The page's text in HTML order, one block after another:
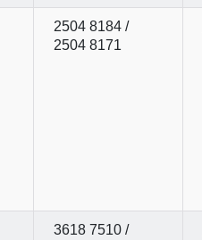
2504 8184 /
2504 8171
3618 7510 /